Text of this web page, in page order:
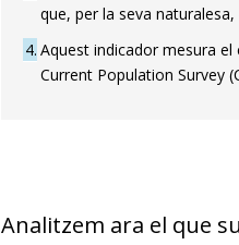
que, per la seva
4 Aquest indicador mesura
Current Population Survey
Analitzem ara el que